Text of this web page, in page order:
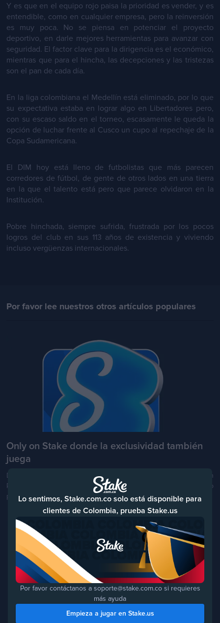
Y es que en el equipo rojo paisa la prioridad es vender, y es
entendible, como en cualquier empresa, pero la reinversión
es muy poca. No se piensa en potenciar el proyecto
deportivo, en darle mejores herramientas para avanzar con
seguridad. El factor clave para la dirigencia es el económico,
mientras que para el hincha, las decepciones y las tristezas
son el pan de cada día.
En la liga colombiana el Medellín está eliminado, por lo que
su expectativa estaba en lograr algo en Libertadores pero,
con su escaso saldo en el torneo, escasamente le queda la
opción de luchar frente al Cusco un cupo al repechaje de la
Copa Sudamericana.
El DIM hoy está lleno de futbolistas que más parecen
corredores de fútbol, de gente de otros lados en una tierra
en la que el talento está pero que parece olvidaron en la
Institución.
Pobre hinchada, siempre sufrida, frustrada por los pocos
logros del club en sus 113 años de existencia y viviendo
incluso vergüenzas internacionales.
Por favor lee nuestros otros artículos populares
Only on Stake donde la exclusividad también
juega
Descubre Only on Stake, la colección de juegos exclusivos con
RTP mejorado, tragamonedas únicas y experiencias que solo
puedes encontrar en Stake.
Lo sentimos, Stake.com.co solo está disponible para
clientes de Colombia, prueba Stake.us
Por favor contáctanos a soporte@stake.com.co si requieres
más ayuda
Empieza a jugar en Stake.us